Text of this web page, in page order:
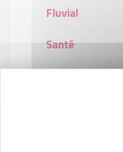
Fluvial
Santé